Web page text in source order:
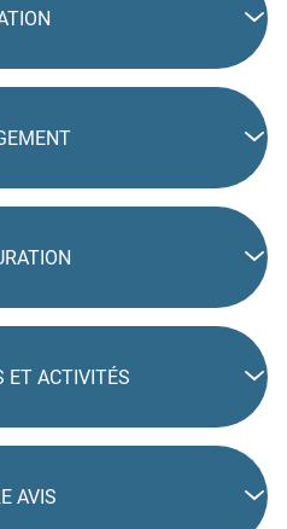
ET ACTIVITÉS
AVIS